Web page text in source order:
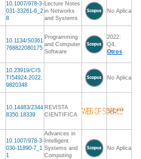
10.1007/978-3-
031-33261-6_2
8
Lecture Notes
in Networks
and Systems
No Aplica
10.1134/S0361
768822080175
Programming
and Computer
Software
2022:
Q4,
Otros
10.23919/CIS
TI54924.2022.
9820348
No Aplica
10.14483/2344
8350.18339
REVISTA
CIENTIFICA
S/C***
10.1007/978-3-
030-11890-7_1
1
Advances in
Intelligent
Systems and
Computing
No Aplica